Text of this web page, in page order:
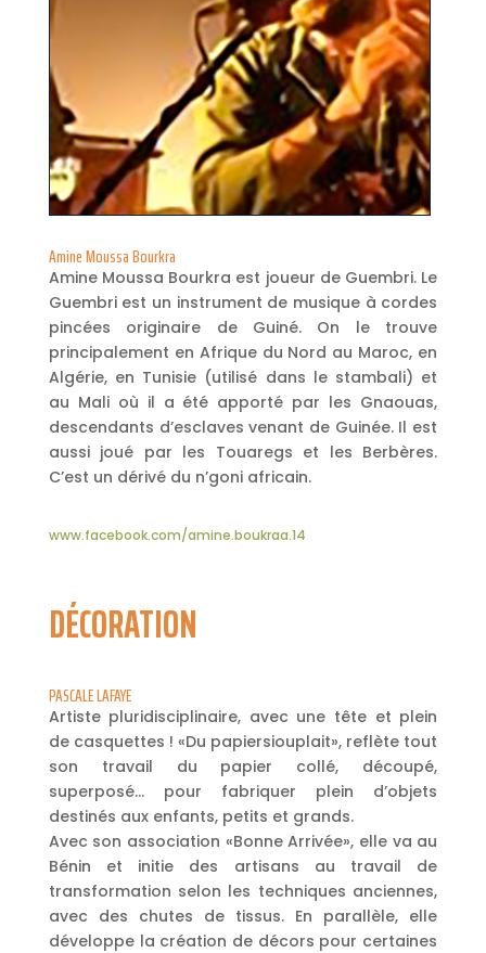
Amine Moussa Bourkra
Amine Moussa Bourkra est joueur de Guembri. Le
Guembri est un instrument de musique à cordes
pincées originaire de Guiné. On le trouve
principalement en Afrique du Nord au Maroc, en
Algérie, en Tunisie (utilisé dans le stambali) et
au Mali où il a été apporté par les Gnaouas,
descendants d’esclaves venant de Guinée. Il est
aussi joué par les Touaregs et les Berbères.
C’est un dérivé du n’goni africain.
www.facebook.com/amine.boukraa.14
DÉCORATION
PASCALE LAFAYE
Artiste pluridisciplinaire, avec une tête et plein
de casquettes ! «Du papiersiouplait», reflète tout
son travail du papier collé, découpé,
superposé… pour fabriquer plein d’objets
destinés aux enfants, petits et grands.
Avec son association «Bonne Arrivée», elle va au
Bénin et initie des artisans au travail de
transformation selon les techniques anciennes,
avec des chutes de tissus. En parallèle, elle
développe la création de décors pour certaines